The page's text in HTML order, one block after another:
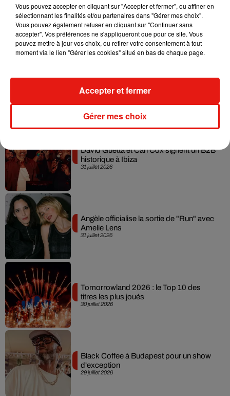
Fred again.. et Latin Mafia dévoilent enfin
leur mixtape créée en...
dévoilent « Happiness Is So Sad »
31 juillet 2026
David Guetta et Carl Cox signent un B2B
historique à Ibiza
31 juillet 2026
Angèle officialise la sortie de "Run" avec
Amelie Lens
30 juillet 2026
Tomorrowland 2026 : le Top 10 des
titres les plus joués
29 juillet 2026
Black Coffee à Budapest pour un show
d'exception
Vous pouvez accepter en cliquant sur "Accepter et fermer", ou affiner en
sélectionnant les finalités et/ou partenaires dans "Gérer mes choix".
Vous pouvez également refuser en cliquant sur "Continuer sans
accepter". Vos préférences ne s'appliqueront que pour ce site. Vous
pouvez mettre à jour vos choix, ou retirer votre consentement à tout
moment via le lien "Gérer les cookies" situé en bas de chaque page.
Gérer mes choix
Accepter et fermer